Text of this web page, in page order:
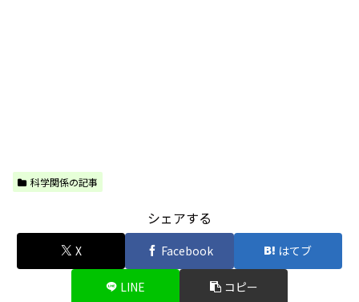
科学関係の記事
シェアする
X Facebook はてブ
LINE コピー